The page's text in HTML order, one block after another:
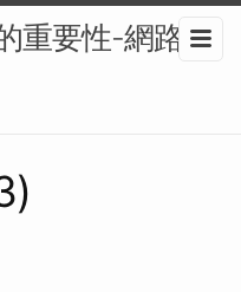
重要性-網路行